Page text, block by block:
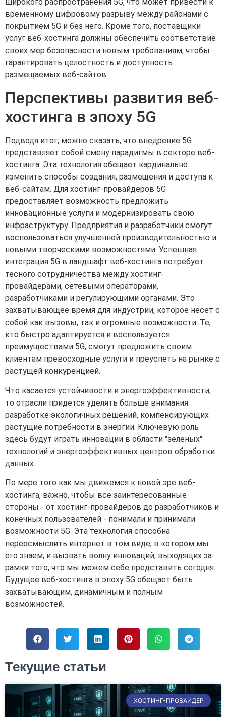
временному цифровому разрыву между районами с
покрытием 5G и без него. Кроме того, поставщики
услуг веб-хостинга должны обеспечить соответствие
своих мер безопасности новым требованиям, чтобы
гарантировать целостность и доступность
размещаемых веб-сайтов.
Перспективы развития веб-
хостинга в эпоху 5G
Подводя итог, можно сказать, что внедрение 5G
представляет собой смену парадигмы в секторе веб-
хостинга. Эта технология обещает кардинально
изменить способы создания, размещения и доступа к
веб-сайтам. Для хостинг-провайдеров 5G
предоставляет возможность предложить
инновационные услуги и модернизировать свою
инфраструктуру. Предприятия и разработчики смогут
воспользоваться улучшенной производительностью и
новыми творческими возможностями. Успешная
интеграция 5G в ландшафт веб-хостинга потребует
тесного сотрудничества между хостинг-
провайдерами, сетевыми операторами,
разработчиками и регулирующими органами. Это
захватывающее время для индустрии, которое несет с
собой как вызовы, так и огромные возможности. Те,
кто быстро адаптируется и воспользуется
преимуществами 5G, смогут предложить своим
клиентам превосходные услуги и преуспеть на рынке с
растущей конкуренцией.
Что касается устойчивости и энергоэффективности,
то отрасли придется уделять больше внимания
разработке экологичных решений, компенсирующих
растущие потребности в энергии. Ключевую роль
здесь будут играть инновации в области "зеленых"
технологий и энергоэффективных центров обработки
данных.
По мере того как мы движемся к новой эре веб-
хостинга, важно, чтобы все заинтересованные
стороны - от хостинг-провайдеров до разработчиков и
конечных пользователей - понимали и принимали
возможности 5G. Эта технология способна
переосмыслить интернет в том виде, в котором мы
его знаем, и вызвать волну инноваций, выходящих за
рамки того, что мы можем себе представить сегодня.
Будущее веб-хостинга в эпоху 5G обещает быть
захватывающим, динамичным и полным
возможностей.
Текущие статьи
ХОСТИНГ-ПРОВАЙДЕР